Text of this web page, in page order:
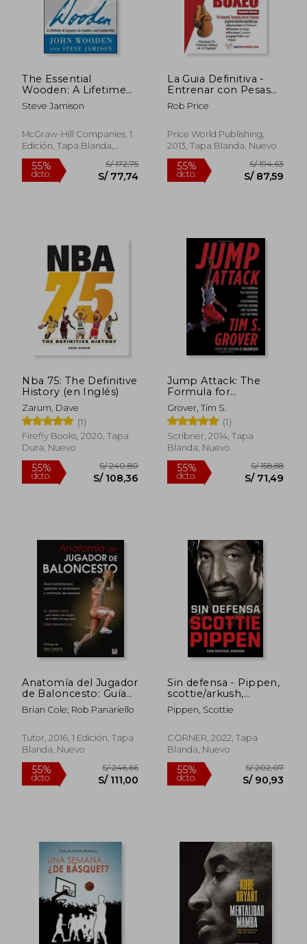
55%
dcto. S/ 87,41
55%
dcto.
The Essential
Wooden: A Lifetime
of Lessons on
Leaders and
Inglés)
Steve Jamison
McGraw-Hill Companies, 1
Edición, Tapa Blanda,
Nuevo
55%
La Guia Definitiva -
Entrenar con Pesas
Para Boxeo
Rob Price
Price World Publishing,
2013, Tapa Blanda, Nuevo
55%
Nba 75: The Definitive
History (en Inglés)
Zarum, Dave
(1)
Firefly Books, 2020, Tapa
Dura, Nuevo
55%
dcto.
S/ 240,80
S/ 108,36
Jump Attack: The
Formula for
Explosive Athletic
Performance,
Jumping Higher, and
Training Like the Pros
(Tim Grover Winning)
Grover, Tim S.
(1)
Scribner, 2014, Tapa
Blanda, Nuevo
55%
dcto.
S/
Anatomía del Jugador
de Baloncesto: Guía
Ilustrada Para
Optimizar el
Minimizar las
Lesiones
Brian Cole; Rob Panariello
Tutor, 2016, 1 Edición, Tapa
Blanda, Nuevo
Sin defensa - Pippen,
scottie/arkush,
michael - Libro Físico
Pippen, Scottie
CORNER, 2022, Tapa
Blanda, Nuevo